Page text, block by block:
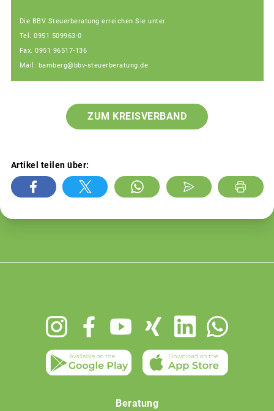
Die BBV Steuerberatung erreichen Sie unter
Tel. 0951 509963-0
Fax. 0951 96517-136
Mail: bamberg@bbv-steuerberatung.de
ZUM KREISVERBAND
Artikel teilen über:
Beratung